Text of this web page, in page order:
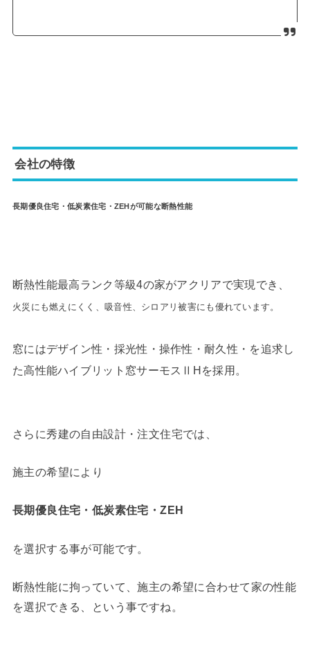
会社の特徴
長期優良住宅・低炭素住宅・ZEHが可能な断熱性能
断熱性能最高ランク等級4の家がアクリアで実現でき、
火災にも燃えにくく、吸音性、シロアリ被害にも優れています。
窓にはデザイン性・採光性・操作性・耐久性・を追求し
た高性能ハイブリット窓サーモスⅡHを採用。
さらに秀建の自由設計・注文住宅では、
施主の希望により
長期優良住宅・低炭素住宅・ZEH
を選択する事が可能です。
断熱性能に拘っていて、施主の希望に合わせて家の性能
を選択できる、という事ですね。